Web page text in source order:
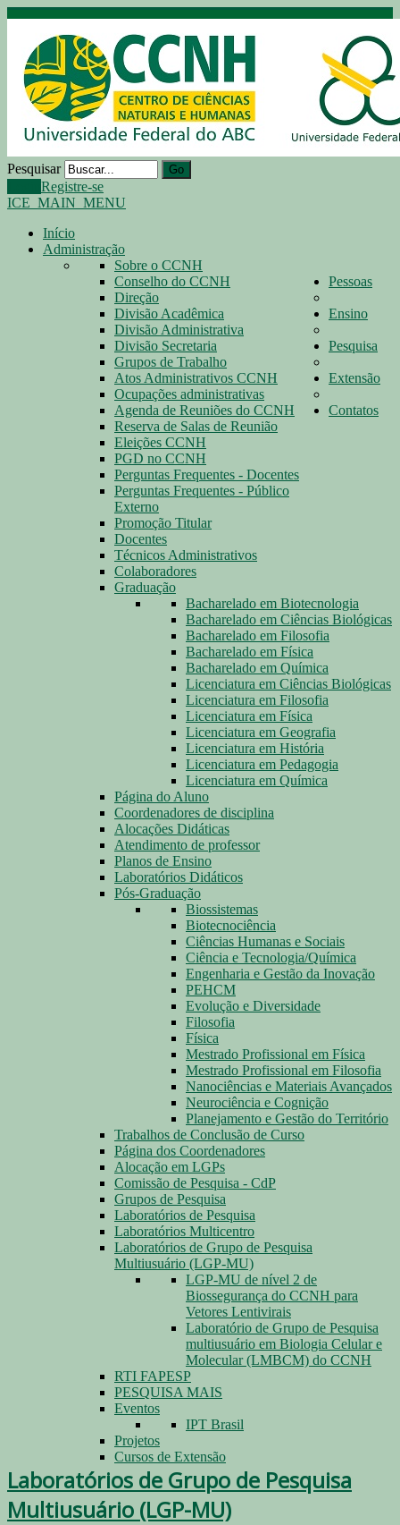
Pesquisar Go
Registre-se
ICE_MAIN_MENU
Início
Administração
Sobre o CCNH
Conselho do CCNH
Direção
Divisão Acadêmica
Divisão Administrativa
Divisão Secretaria
Grupos de Trabalho
Atos Administrativos CCNH
Ocupações administrativas
Agenda de Reuniões do CCNH
Reserva de Salas de Reunião
Eleições CCNH
PGD no CCNH
Perguntas Frequentes - Docentes
Perguntas Frequentes - Público
Externo
Promoção Titular
Pessoas
Docentes
Técnicos Administrativos
Colaboradores
Ensino
Graduação
Bacharelado em Biotecnologia
Bacharelado em Ciências Biológicas
Bacharelado em Filosofia
Bacharelado em Física
Bacharelado em Química
Licenciatura em Ciências Biológicas
Licenciatura em Filosofia
Licenciatura em Física
Licenciatura em Geografia
Licenciatura em História
Licenciatura em Pedagogia
Licenciatura em Química
Página do Aluno
Coordenadores de disciplina
Alocações Didáticas
Atendimento de professor
Planos de Ensino
Laboratórios Didáticos
Pós-Graduação
Biossistemas
Biotecnociência
Ciências Humanas e Sociais
Ciência e Tecnologia/Química
Engenharia e Gestão da Inovação
PEHCM
Evolução e Diversidade
Filosofia
Física
Mestrado Profissional em Física
Mestrado Profissional em Filosofia
Nanociências e Materiais Avançados
Neurociência e Cognição
Planejamento e Gestão do Território
Trabalhos de Conclusão de Curso
Página dos Coordenadores
Pesquisa
Alocação em LGPs
Comissão de Pesquisa - CdP
Grupos de Pesquisa
Laboratórios de Pesquisa
Laboratórios Multicentro
Laboratórios de Grupo de Pesquisa
Multiusuário (LGP-MU)
LGP-MU de nível 2 de
Biossegurança do CCNH para
Vetores Lentivirais
Laboratório de Grupo de Pesquisa
multiusuário em Biologia Celular e
Molecular (LMBCM) do CCNH
RTI FAPESP
PESQUISA MAIS
Extensão
Eventos
IPT Brasil
Projetos
Cursos de Extensão
Contatos
Laboratórios de Grupo de Pesquisa
Multiusuário (LGP-MU)